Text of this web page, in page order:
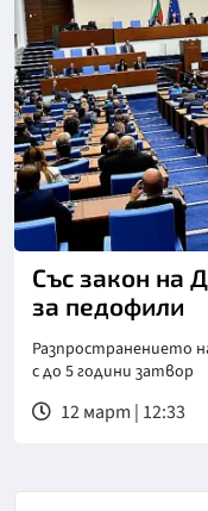
Със закон на
за педофили
Разпространението
с до 5 години затвор
12 март | 12:33